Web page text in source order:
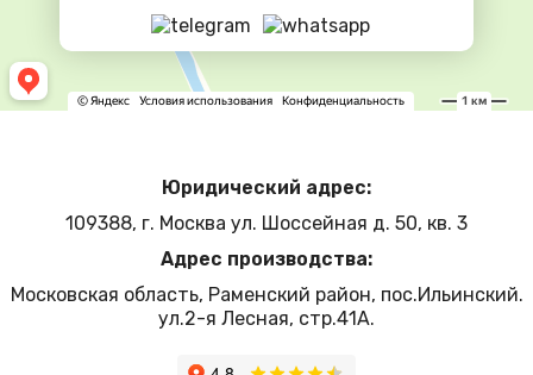
Юридический адрес:
109388, г. Москва ул. Шоссейная д. 50, кв. 3
Адрес производства:
Московская область, Раменский район, пос.Ильинский.
ул.2-я Лесная, стр.41А.